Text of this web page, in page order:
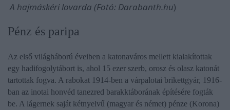
A hajmáskéri lovarda (Fotó: Darabanth.hu)
Pénz és paripa
Az első világháború éveiben a katonaváros mellett kialakítottak
egy hadifogolytábort is, ahol 15 ezer szerb, orosz és olasz katonát
tartottak fogva. A rabokat 1914-ben a várpalotai brikettgyár, 1916-
ban az inotai honvéd tanezred barakktáborának építésére fogták
be. A lágernek saját kétnyelvű (magyar és német) pénze (Korona)